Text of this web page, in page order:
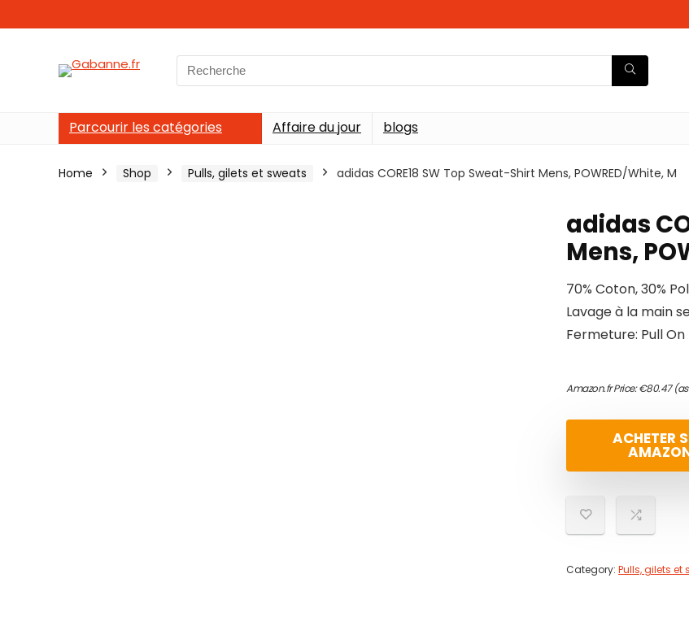
Search
for:
Parcourir les catégories Affaire du jour blogs
Home Shop Pulls, gilets et sweats adidas CORE18 SW Top Sweat-Shirt Mens, POWRED/White, M
adidas
Mens,
70% Coton, 30%
Lavage à la main
Fermeture: Pull On
Amazon.fr Price:€80.47(as
ACHETER
Category: Pulls, gilets et